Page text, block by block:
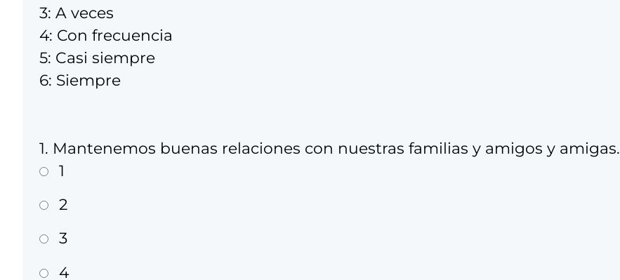
3: A veces
4: Con frecuencia
5: Casi siempre
6: Siempre
1. Mantenemos buenas relaciones con nuestras familias y amigos y amigas.
1
2
3
4